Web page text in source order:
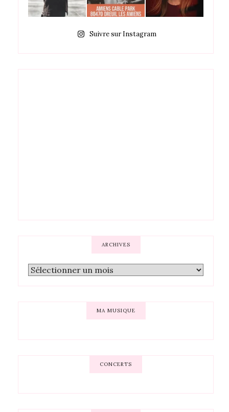
Suivre sur Instagram
ARCHIVES
MA MUSIQUE
CONCERTS